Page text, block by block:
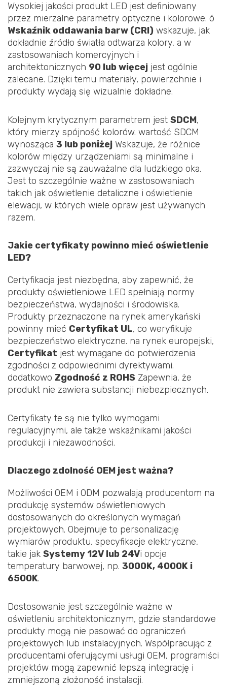
Wysokiej jakości produkt LED jest definiowany
przez mierzalne parametry optyczne i kolorowe. ó
Wskaźnik oddawania barw (CRI) wskazuje, jak
dokładnie źródło światła odtwarza kolory, a w
zastosowaniach komercyjnych i
architektonicznych 90 lub więcej jest ogólnie
zalecane. Dzięki temu materiały, powierzchnie i
produkty wydają się wizualnie dokładne.
Kolejnym krytycznym parametrem jest SDCM,
który mierzy spójność kolorów. wartość SDCM
wynosząca 3 lub poniżej Wskazuje, że różnice
kolorów między urządzeniami są minimalne i
zazwyczaj nie są zauważalne dla ludzkiego oka.
Jest to szczególnie ważne w zastosowaniach
takich jak oświetlenie detaliczne i oświetlenie
elewacji, w których wiele opraw jest używanych
razem.
Jakie certyfikaty powinno mieć oświetlenie
LED?
Certyfikacja jest niezbędna, aby zapewnić, że
produkty oświetleniowe LED spełniają normy
bezpieczeństwa, wydajności i środowiska.
Produkty przeznaczone na rynek amerykański
powinny mieć Certyfikat UL, co weryfikuje
bezpieczeństwo elektryczne. na rynek europejski,
Certyfikat jest wymagane do potwierdzenia
zgodności z odpowiednimi dyrektywami.
dodatkowo Zgodność z ROHS Zapewnia, że
produkt nie zawiera substancji niebezpiecznych.
Certyfikaty te są nie tylko wymogami
regulacyjnymi, ale także wskaźnikami jakości
produkcji i niezawodności.
Dlaczego zdolność OEM jest ważna?
Możliwości OEM i ODM pozwalają producentom na
produkcję systemów oświetleniowych
dostosowanych do określonych wymagań
projektowych. Obejmuje to personalizację
wymiarów produktu, specyfikacje elektryczne,
takie jak Systemy 12V lub 24Vi opcje
temperatury barwowej, np. 3000K, 4000K i
6500K.
Dostosowanie jest szczególnie ważne w
oświetleniu architektonicznym, gdzie standardowe
produkty mogą nie pasować do ograniczeń
projektowych lub instalacyjnych. Współpracując z
producentami oferującymi usługi OEM, programiści
projektów mogą zapewnić lepszą integrację i
zmniejszoną złożoność instalacji.